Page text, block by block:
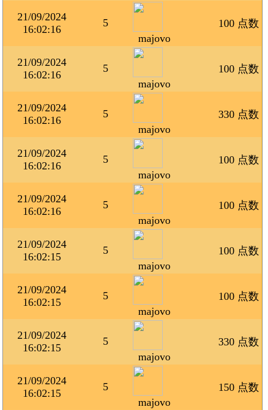
21/09/2024
16:02:16
5
majovo
100 点数
21/09/2024
16:02:16
5
majovo
100 点数
21/09/2024
16:02:16
5
majovo
330 点数
21/09/2024
16:02:16
5
majovo
100 点数
21/09/2024
16:02:16
5
majovo
100 点数
21/09/2024
16:02:15
5
majovo
100 点数
21/09/2024
16:02:15
5
majovo
100 点数
21/09/2024
16:02:15
5
majovo
330 点数
21/09/2024
16:02:15
5
majovo
150 点数